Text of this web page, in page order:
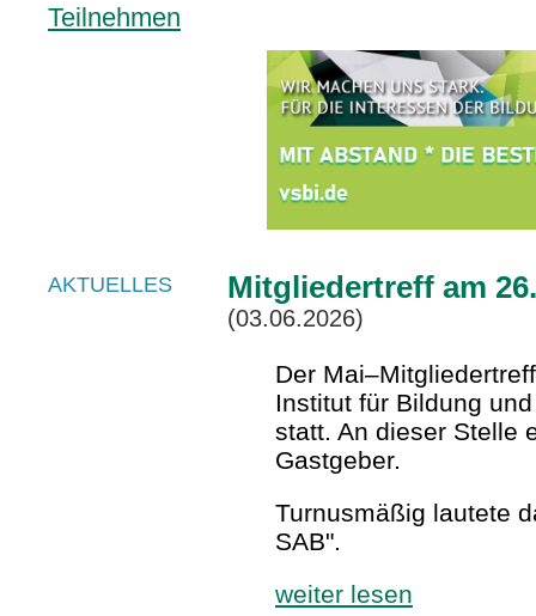
Teilnehmen
AKTUELLES Mitgliedertreff am
(03.06.2026)
Der
Institut für Bildung
statt. An dieser Stelle
Gastgeber.
Turnusmäßig lautete
SAB".
weiter lesen